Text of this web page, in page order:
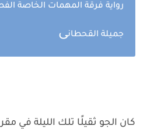
رواية فرقة المهمات الخاصة
جميلة القحطانى
كان الجو ثقيلًا تلك الليلة في